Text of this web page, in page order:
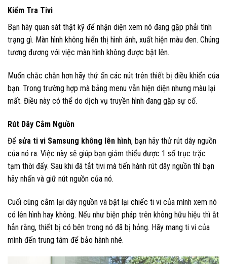
Kiểm Tra Tivi
Bạn hãy quan sát thật kỹ để nhận diện xem nó đang gặp phải tình
trạng gì. Màn hình không hiển thị hình ảnh, xuất hiện màu đen. Chúng
tương đương với việc màn hình không được bật lên.
Muốn chắc chắn hơn hãy thử ấn các nút trên thiết bị điều khiển của
bạn. Trong trường hợp mà bảng menu vẫn hiện diện nhưng màu lại
mất. Điều này có thể do dịch vụ truyền hình đang gặp sự cố.
Rút Dây Cắm Nguồn
Để sửa ti vi Samsung không lên hình, bạn hãy thử rút dây nguồn
của nó ra. Việc này sẽ giúp bạn giảm thiểu được 1 số trục trặc
tạm thời đấy. Sau khi đã tắt tivi mà tiến hành rút dây nguồn thì bạn
hãy nhấn và giữ nút nguồn của nó.
Cuối cùng cắm lại dây nguồn và bật lại chiếc ti vi của mình xem nó
có lên hình hay không. Nếu như biện pháp trên không hữu hiệu thì ắt
hẳn rằng, thiết bị có bên trong nó đã bị hỏng. Hãy mang ti vi của
mình đến trung tâm để bảo hành nhé.